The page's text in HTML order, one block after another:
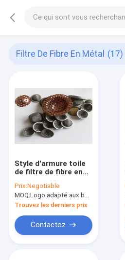
Filtre De Fibre En Métal (17)
Style d'armure toile
de filtre de fibre en
avec la maille 1-635
Prix:Negotiable
MOQ:Logo adapté aux besoins du client (Min. Order : 300 morceaux) d'emballage adapté aux besoins du clie
Trouvez les derniers prix
Contactez